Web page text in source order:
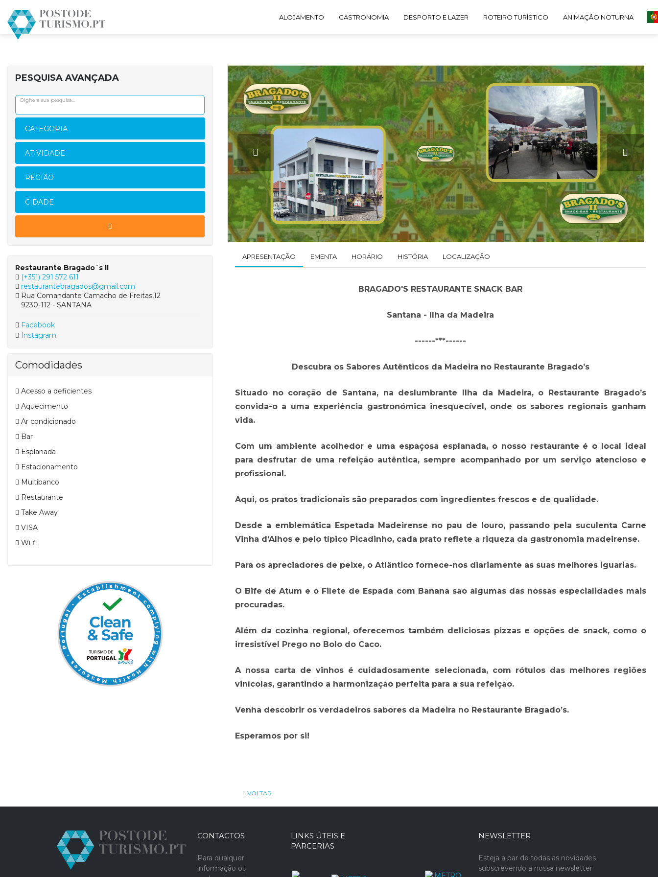
ALOJAMENTO GASTRONOMIA DESPORTO E LAZER ROTEIRO TURÍSTICO ANIMAÇÃO NOTURNA
PESQUISA AVANÇADA
CATEGORIA
ATIVIDADE
REGIÃO
CIDADE
Restaurante Bragado´s II
(+351) 291 572 611
restaurantebragados@gmail.com
Rua Comandante Camacho de Freitas,12
9230-112 - SANTANA
Facebook
Instagram
Comodidades
Acesso a deficientes
Aquecimento
Ar condicionado
Bar
Esplanada
Estacionamento
Multibanco
Restaurante
Take Away
VISA
Wi-fi
APRESENTAÇÃO EMENTA HORÁRIO HISTÓRIA LOCALIZAÇÃO
BRAGADO'S RESTAURANTE SNACK BAR
Santana - Ilha da Madeira
------***------
Descubra os Sabores Autênticos da Madeira no Restaurante Bragado’s
Situado no coração de Santana, na deslumbrante Ilha da Madeira, o Restaurante Bragado’s
convida-o a uma experiência gastronómica inesquecível, onde os sabores regionais ganham
vida.
Com um ambiente acolhedor e uma espaçosa esplanada, o nosso restaurante é o local ideal
para desfrutar de uma refeição autêntica, sempre acompanhado por um serviço atencioso e
profissional.
Aqui, os pratos tradicionais são preparados com ingredientes frescos e de qualidade.
Desde a emblemática Espetada Madeirense no pau de louro, passando pela suculenta Carne
Vinha d’Alhos e pelo típico Picadinho, cada prato reflete a riqueza da gastronomia madeirense.
Para os apreciadores de peixe, o Atlântico fornece-nos diariamente as suas melhores iguarias.
O Bife de Atum e o Filete de Espada com Banana são algumas das nossas especialidades mais
procuradas.
Além da cozinha regional, oferecemos também deliciosas pizzas e opções de snack, como o
irresistível Prego no Bolo do Caco.
A nossa carta de vinhos é cuidadosamente selecionada, com rótulos das melhores regiões
vinícolas, garantindo a harmonização perfeita para a sua refeição.
Venha descobrir os verdadeiros sabores da Madeira no Restaurante Bragado’s.
Esperamos por si!
VOLTAR
CONTACTOS
Para qualquer
informação ou
LINKS ÚTEIS E
PARCERIAS
NEWSLETTER
Esteja a par de todas as novidades
subscrevendo a nossa newsletter